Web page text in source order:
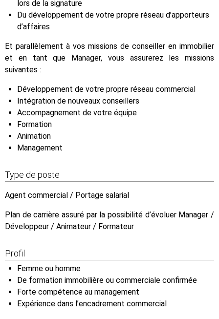
lors de la signature
Du développement de votre propre réseau d’apporteurs
d’affaires
Et parallèlement à vos missions de conseiller en immobilier
et en tant que Manager, vous assurerez les missions
suivantes :
Développement de votre propre réseau commercial
Intégration de nouveaux conseillers
Accompagnement de votre équipe
Formation
Animation
Management
Type de poste
Agent commercial / Portage salarial
Plan de carrière assuré par la possibilité d’évoluer Manager /
Développeur / Animateur / Formateur
Profil
Femme ou homme
De formation immobilière ou commerciale confirmée
Forte compétence au management
Expérience dans l’encadrement commercial